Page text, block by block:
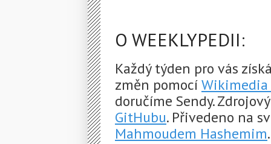
O WEEKLYPEDII:
Každý týden pro vás
změn pomocíWikimedia
doručíme Sendy.
GitHubu. Přivedeno na
Mahmoudem Hashemim.